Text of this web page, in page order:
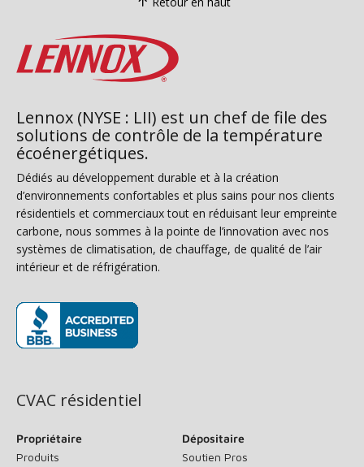
Lennox (NYSE : LII) est un chef de file des
solutions de contrôle de la température
écoénergétiques.
Dédiés au développement durable et à la création
d’environnements confortables et plus sains pour nos clients
résidentiels et commerciaux tout en réduisant leur empreinte
carbone, nous sommes à la pointe de l’innovation avec nos
systèmes de climatisation, de chauffage, de qualité de l’air
intérieur et de réfrigération.
CVAC résidentiel
Propriétaire
Produits
Dépositaire
Soutien Pros